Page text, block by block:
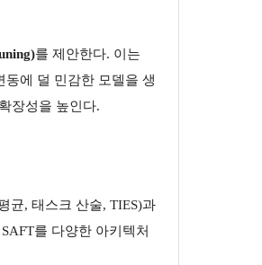
를 제안한다. 이는
동에 덜 민감한 모델을 생
장성을 높인다.
균, 태스크 산술, TIES)과
를 다양한 아키텍처